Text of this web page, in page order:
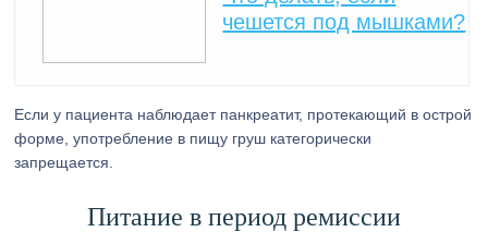
чешется под мышками?
Если у пациента наблюдает панкреатит, протекающий в острой
форме, употребление в пищу груш категорически
запрещается.
Питание в период ремиссии